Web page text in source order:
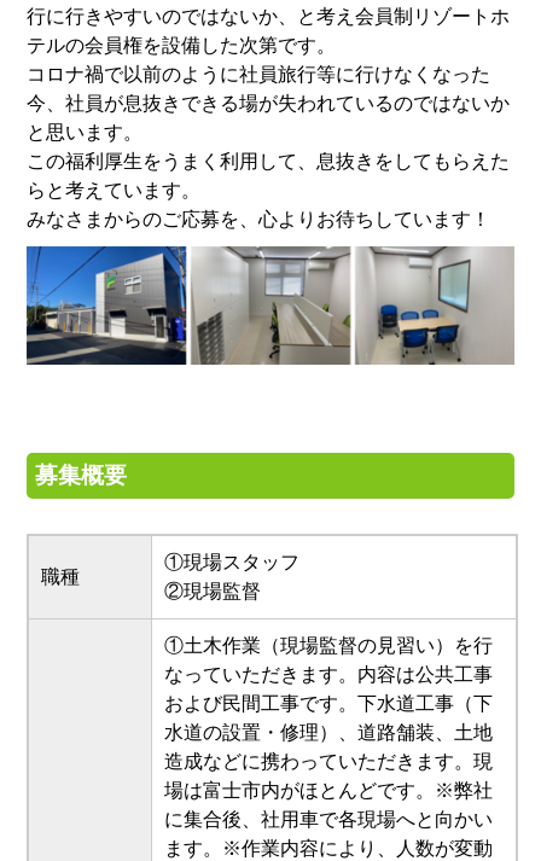
行に行きやすいのではないか、と考え会員制リゾートホ
テルの会員権を設備した次第です。
コロナ禍で以前のように社員旅行等に行けなくなった
今、社員が息抜きできる場が失われているのではないか
と思います。
この福利厚生をうまく利用して、息抜きをしてもらえた
らと考えています。
みなさまからのご応募を、心よりお待ちしています！
募集概要
職種
①現場スタッフ
②現場監督
①土木作業（現場監督の見習い）を行
なっていただきます。内容は公共工事
および民間工事です。下水道工事（下
水道の設置・修理）、道路舗装、土地
造成などに携わっていただきます。現
場は富士市内がほとんどです。※弊社
に集合後、社用車で各現場へと向かい
ます。※作業内容により、人数が変動